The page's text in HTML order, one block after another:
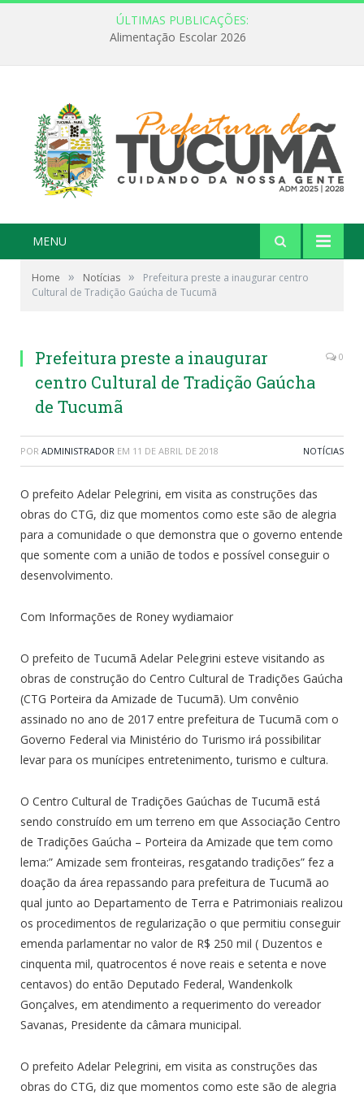
ÚLTIMAS PUBLICAÇÕES:
Alimentação Escolar 2026
MENU
Home » Notícias »
Prefeitura preste a inaugurar centro
Cultural de Tradição Gaúcha de Tucumã
Prefeitura preste a inaugurar
centro Cultural de Tradição Gaúcha
de Tucumã
0
POR ADMINISTRADOR EM 11 DE ABRIL DE 2018 NOTÍCIAS
O prefeito Adelar Pelegrini, em visita as construções das
obras do CTG, diz que momentos como este são de alegria
para a comunidade o que demonstra que o governo entende
que somente com a união de todos e possível conseguir o
desenvolvimento.
Com Informações de Roney wydiamaior
O prefeito de Tucumã Adelar Pelegrini esteve visitando as
obras de construção do Centro Cultural de Tradições Gaúcha
(CTG Porteira da Amizade de Tucumã). Um convênio
assinado no ano de 2017 entre prefeitura de Tucumã com o
Governo Federal via Ministério do Turismo irá possibilitar
levar para os munícipes entretenimento, turismo e cultura.
O Centro Cultural de Tradições Gaúchas de Tucumã está
sendo construído em um terreno em que Associação Centro
de Tradições Gaúcha – Porteira da Amizade que tem como
lema:” Amizade sem fronteiras, resgatando tradições” fez a
doação da área repassando para prefeitura de Tucumã ao
qual junto ao Departamento de Terra e Patrimoniais realizou
os procedimentos de regularização o que permitiu conseguir
emenda parlamentar no valor de R$ 250 mil ( Duzentos e
cinquenta mil, quatrocentos é nove reais e setenta e nove
centavos) do então Deputado Federal, Wandenkolk
Gonçalves, em atendimento a requerimento do vereador
Savanas, Presidente da câmara municipal.
O prefeito Adelar Pelegrini, em visita as construções das
obras do CTG, diz que momentos como este são de alegria